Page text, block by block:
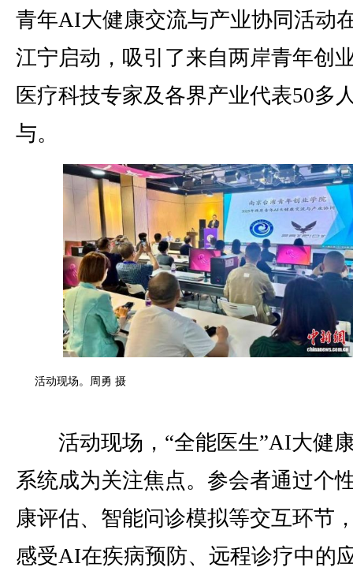
青年AI大健康交流与产业协同活动
江宁启动，吸引了来自两岸青年创
医疗科技专家及各界产业代表50多
与。
活动现场。周勇 摄
活动现场，“全能医生”AI大健
系统成为关注焦点。参会者通过个
康评估、智能问诊模拟等交互环节
感受AI在疾病预防、远程诊疗中的